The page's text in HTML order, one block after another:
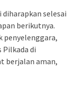
selesai
berikutnya.
penyelenggara,
Pilkada di
berjalan aman,